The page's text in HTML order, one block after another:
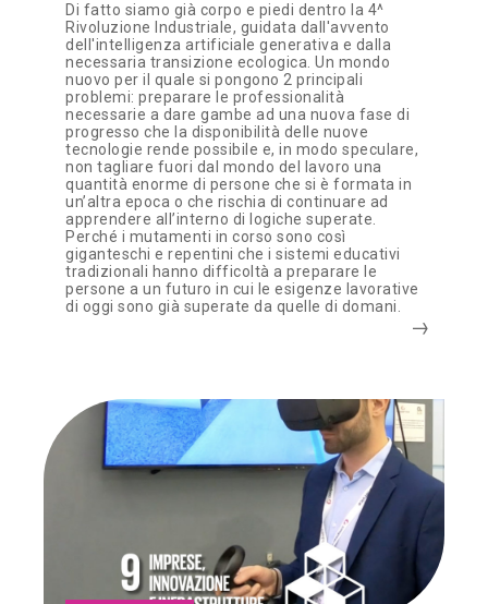
Di fatto siamo già corpo e piedi dentro la 4^
Rivoluzione Industriale, guidata dall'avvento
dell'intelligenza artificiale generativa e dalla
necessaria transizione ecologica. Un mondo
nuovo per il quale si pongono 2 principali
problemi: preparare le professionalità
necessarie a dare gambe ad una nuova fase di
progresso che la disponibilità delle nuove
tecnologie rende possibile e, in modo speculare,
non tagliare fuori dal mondo del lavoro una
quantità enorme di persone che si è formata in
un’altra epoca o che rischia di continuare ad
apprendere all’interno di logiche superate.
Perché i mutamenti in corso sono così
giganteschi e repentini che i sistemi educativi
tradizionali hanno difficoltà a preparare le
persone a un futuro in cui le esigenze lavorative
di oggi sono già superate da quelle di domani.